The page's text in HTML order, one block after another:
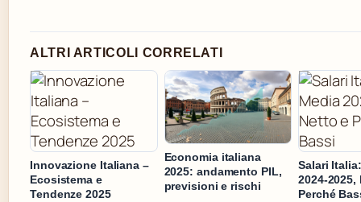
ALTRI ARTICOLI CORRELATI
Innovazione Italiana –
Ecosistema e
Tendenze 2025
Economia italiana
2025: andamento PIL,
previsioni e rischi
Salari
2024-2025,
Perché